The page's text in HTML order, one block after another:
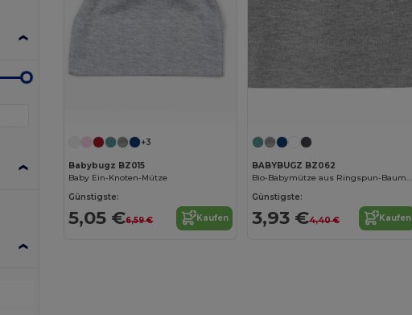
+3
Babybugz BZ015
Baby Ein-Knoten-Mütze
Günstigste:
5,05 €6,59 € Kaufen
BABYBUGZ BZ062
Bio-Babymütze aus Ringspun-Baumwolle
Günstigste:
3,93 €4,40 € Kaufen